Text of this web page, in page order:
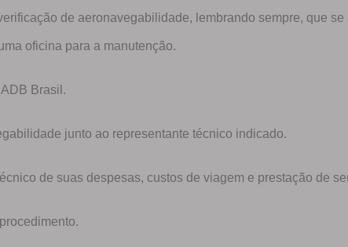
de aeronavegabilidade, lembrando sempre, que
oficina para a manutenção.
Brasil.
junto ao representante técnico indicado.
de suas despesas, custos de viagem e prestação de